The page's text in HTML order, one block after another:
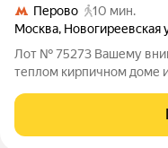
Перово
10 мин.
Москва, Новогиреевская
Лот № 75273 Вашему
теплом кирпичном доме
установлены
создают ощущение